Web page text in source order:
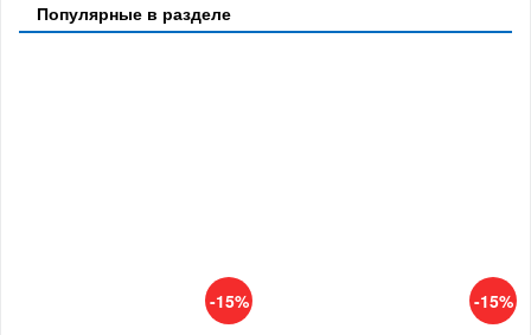
Популярные в разделе
-15% -15%